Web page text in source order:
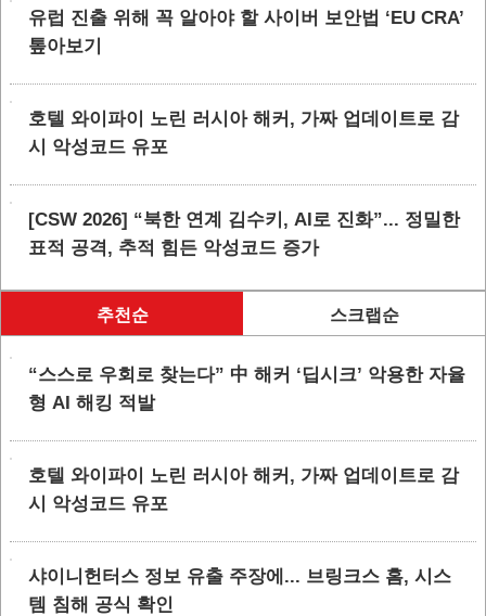
유럽 진출 위해 꼭 알아야 할 사이버 보안법 ‘EU CRA’
톺아보기
호텔 와이파이 노린 러시아 해커, 가짜 업데이트로 감
시 악성코드 유포
[CSW 2026] “북한 연계 김수키, AI로 진화”... 정밀한
표적 공격, 추적 힘든 악성코드 증가
추천순 스크랩순
“스스로 우회로 찾는다” 中 해커 ‘딥시크’ 악용한 자율
형 AI 해킹 적발
호텔 와이파이 노린 러시아 해커, 가짜 업데이트로 감
시 악성코드 유포
샤이니헌터스 정보 유출 주장에... 브링크스 홈, 시스
템 침해 공식 확인